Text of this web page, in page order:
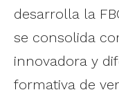
desarrolla la
se consolida
innovadora y
formativa de